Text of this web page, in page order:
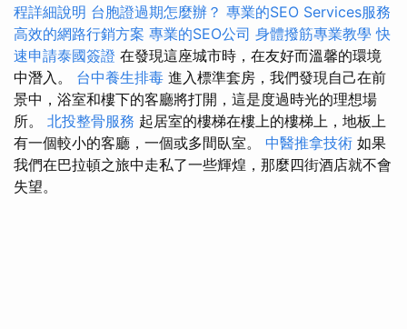
程詳細說明 台胞證過期怎麼辦？ 專業的SEO Services服務
高效的網路行銷方案 專業的SEO公司 身體撥筋專業教學快
速申請泰國簽證 在發現這座城市時，在友好而溫馨的環境
中潛入。 台中養生排毒 進入標準套房，我們發現自己在前
景中，浴室和樓下的客廳將打開，這是度過時光的理想場
所。 北投整骨服務 起居室的樓梯在樓上的樓梯上，地板上
有一個較小的客廳，一個或多間臥室。 中醫推拿技術 如果
我們在巴拉頓之旅中走私了一些輝煌，那麼四街酒店就不會
失望。